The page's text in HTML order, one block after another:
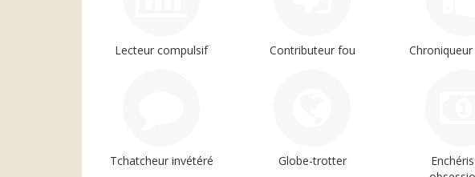
Lecteur compulsif Contributeur fou
Tchatcheur invétéré Globe-trotter